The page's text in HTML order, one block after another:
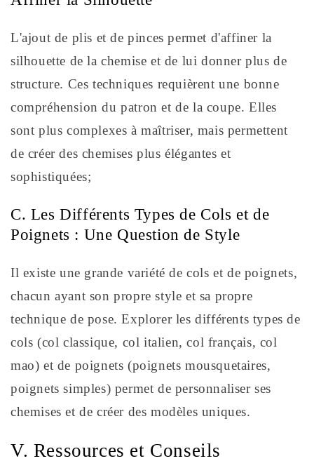
L'ajout de plis et de pinces permet d'affiner la
silhouette de la chemise et de lui donner plus de
structure. Ces techniques requièrent une bonne
compréhension du patron et de la coupe. Elles
sont plus complexes à maîtriser, mais permettent
de créer des chemises plus élégantes et
sophistiquées;
C. Les Différents Types de Cols et de
Poignets : Une Question de Style
Il existe une grande variété de cols et de poignets,
chacun ayant son propre style et sa propre
technique de pose. Explorer les différents types de
cols (col classique, col italien, col français, col
mao) et de poignets (poignets mousquetaires,
poignets simples) permet de personnaliser ses
chemises et de créer des modèles uniques.
V. Ressources et Conseils